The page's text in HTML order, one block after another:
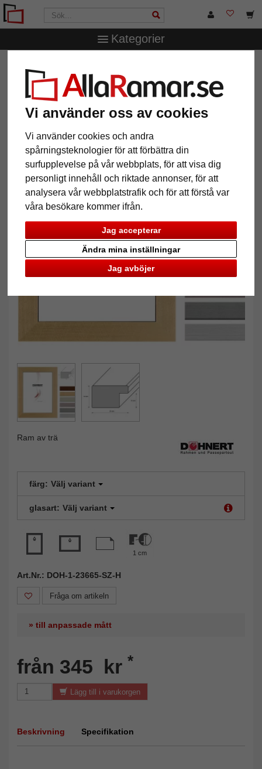
Vi använder oss av cookies
Vi använder cookies och andra
spårningsteknologier för att förbättra din
surfupplevelse på vår webbplats, för att visa dig
personligt innehåll och riktade annonser, för att
analysera vår webbplatstrafik och för att förstå var
våra besökare kommer ifrån.
Jag accepterar
Jag avböjer
Ändra mina inställningar
Kategorier
måttbeställd Barnet
Träram- måttbeställd Barnet
Ram av trä
färg: Välj variant
glasart: Välj variant
1 cm
Art.Nr.: DOH-1-23665-SZ-H
Fråga om artikeln
» till anpassade mått
från 345 kr *
Lägg till i varukorgen
Beskrivning Specifikation